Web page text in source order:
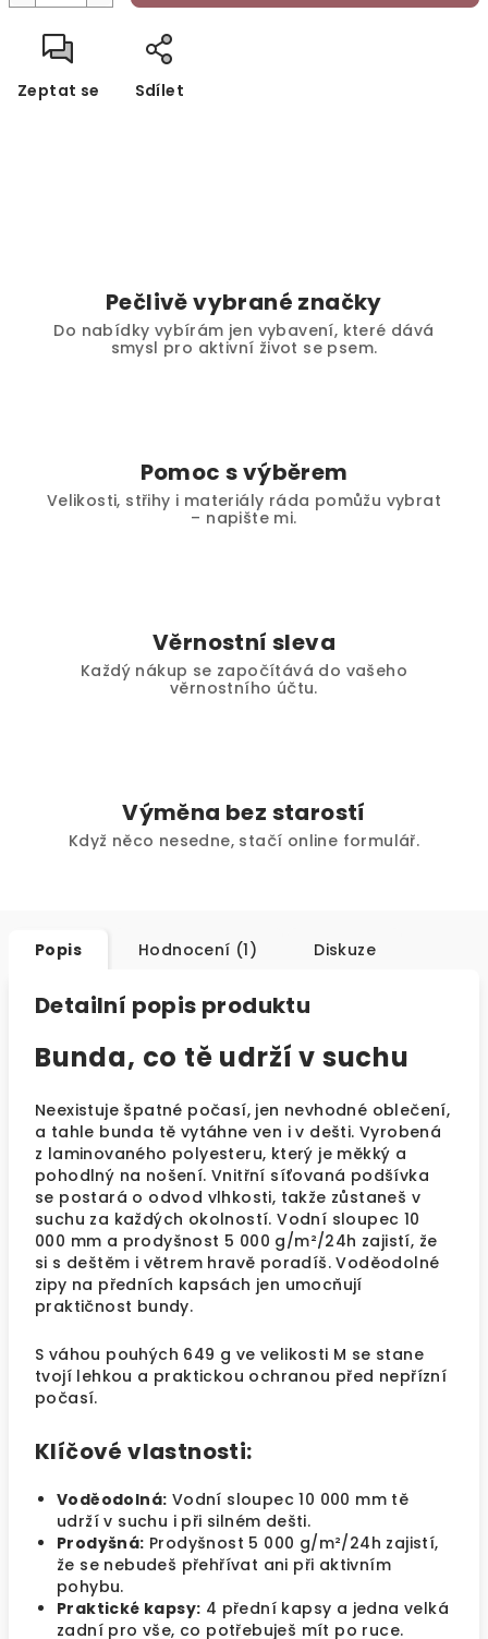
Zeptat se Sdílet
Pečlivě vybrané značky
Do nabídky vybírám jen vybavení, které dává
smysl pro aktivní život se psem.
Pomoc s výběrem
Velikosti, střihy i materiály ráda pomůžu vybrat
– napište mi.
Věrnostní sleva
Každý nákup se započítává do vašeho
věrnostního účtu.
Výměna bez starostí
Když něco nesedne, stačí online formulář.
Popis Hodnocení (1) Diskuze
Detailní popis produktu
Bunda, co tě udrží v suchu
Neexistuje špatné počasí, jen nevhodné oblečení,
a tahle bunda tě vytáhne ven i v dešti. Vyrobená
z laminovaného polyesteru, který je měkký a
pohodlný na nošení. Vnitřní síťovaná podšívka
se postará o odvod vlhkosti, takže zůstaneš v
suchu za každých okolností. Vodní sloupec 10
000 mm a prodyšnost 5 000 g/m²/24h zajistí, že
si s deštěm i větrem hravě poradíš. Voděodolné
zipy na předních kapsách jen umocňují
praktičnost bundy.
S váhou pouhých 649 g ve velikosti M se stane
tvojí lehkou a praktickou ochranou před nepřízní
počasí.
Klíčové vlastnosti:
Voděodolná: Vodní sloupec 10 000 mm tě
udrží v suchu i při silném dešti.
Prodyšná: Prodyšnost 5 000 g/m²/24h zajistí,
že se nebudeš přehřívat ani při aktivním
pohybu.
Praktické kapsy: 4 přední kapsy a jedna velká
zadní pro vše, co potřebuješ mít po ruce.